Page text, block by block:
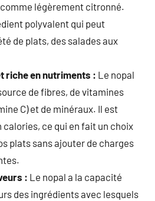
légèrement citronné.
polyvalent qui peut
de plats, des salades aux
riche en nutriments : Le nopal
de fibres, de vitamines
C) et de minéraux. Il est
ce qui en fait un choix
plats sans ajouter de charges
: Le nopal a la capacité
des ingrédients avec lesquels